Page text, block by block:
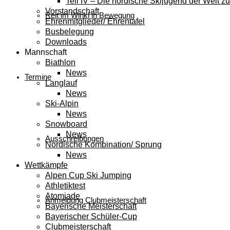
Reit im Winkl in Bewegung
Termine
Ausschreibungen
Anmeldung Clubmeisterschaft
Vorstandschaft
Ehrenmitglieder/ Ehrentafel
Busbelegung
Downloads
Mannschaft
Biathlon
News
Langlauf
News
Ski-Alpin
News
Snowboard
News
Nordische Kombination/ Sprung
News
Wettkämpfe
Alpen Cup Ski Jumping
Athletiktest
Atomiade
Bayerische Meisterschaft
Bayerischer Schüler-Cup
Clubmeisterschaft